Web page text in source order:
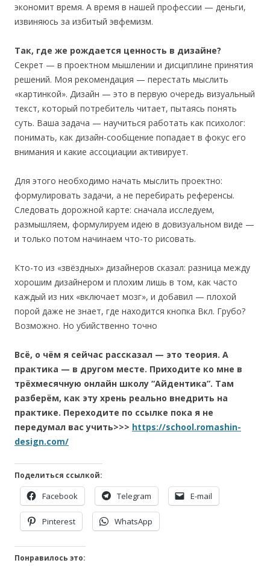
экономит время. А время в нашей профессии — деньги,
извиняюсь за избитый эвфемизм.
Так, где же рождается ценность в дизайне?
Секрет — в проектном мышлении и дисциплине принятия
решений. Моя рекомендация — перестать мыслить
«картинкой». Дизайн — это в первую очередь визуальный
текст, который потребитель читает, пытаясь понять
суть. Ваша задача — научиться работать как психолог:
понимать, как дизайн-сообщение попадает в фокус его
внимания и какие ассоциации активирует.
Для этого необходимо начать мыслить проектно:
формулировать задачи, а не перебирать референсы.
Следовать дорожной карте: сначала исследуем,
размышляем, формулируем идею в довизуальном виде —
и только потом начинаем что-то рисовать.
Кто-то из «звёздных» дизайнеров сказал: разница между
хорошим дизайнером и плохим лишь в том, как часто
каждый из них «включает мозг», и добавил — плохой
порой даже не знает, где находится кнопка Вкл. Грубо?
Возможно. Но убийственно точно
Всё, о чём я сейчас рассказал — это теория. А
практика — в другом месте. Приходите ко мне в
трёхмесячную онлайн школу “Айдентика”. Там
разберём, как эту хрень реально внедрить на
практике. Переходите по ссылке пока я не
передумал вас учить>>> https://school.romashin-
design.com/
Поделиться ссылкой:
Facebook Telegram E-mail
Pinterest WhatsApp
Понравилось это: